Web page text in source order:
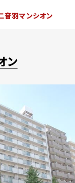
音羽マンシオン
ン